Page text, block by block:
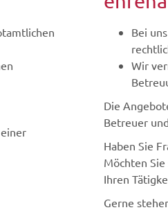
Bei
Wir
Die
Betreuer
Haben Sie
Möchten
Ihren
Gerne